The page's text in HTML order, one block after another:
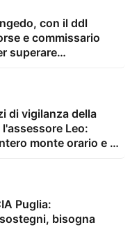
con il ddl
e commissario
superare
di vigilanza della
Leo:
monte orario e il
Puglia:
bisogna